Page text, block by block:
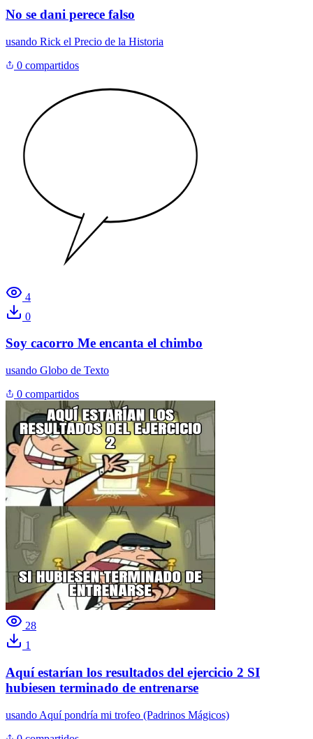
No se dani perece falso
usando Rick el Precio de la Historia
0 compartidos
4
0
Soy cacorro Me encanta el chimbo
usando Globo de Texto
0 compartidos
28
1
Aquí estarían los resultados del ejercicio 2 SI
hubiesen terminado de entrenarse
usando Aquí pondría mi trofeo (Padrinos Mágicos)